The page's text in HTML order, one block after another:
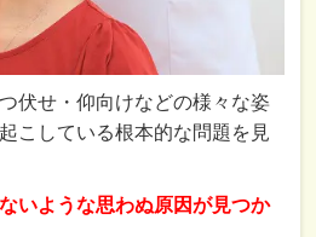
伏せ・仰向けなどの様々な姿
こしている根本的な問題を見
いような思わぬ原因が見つか